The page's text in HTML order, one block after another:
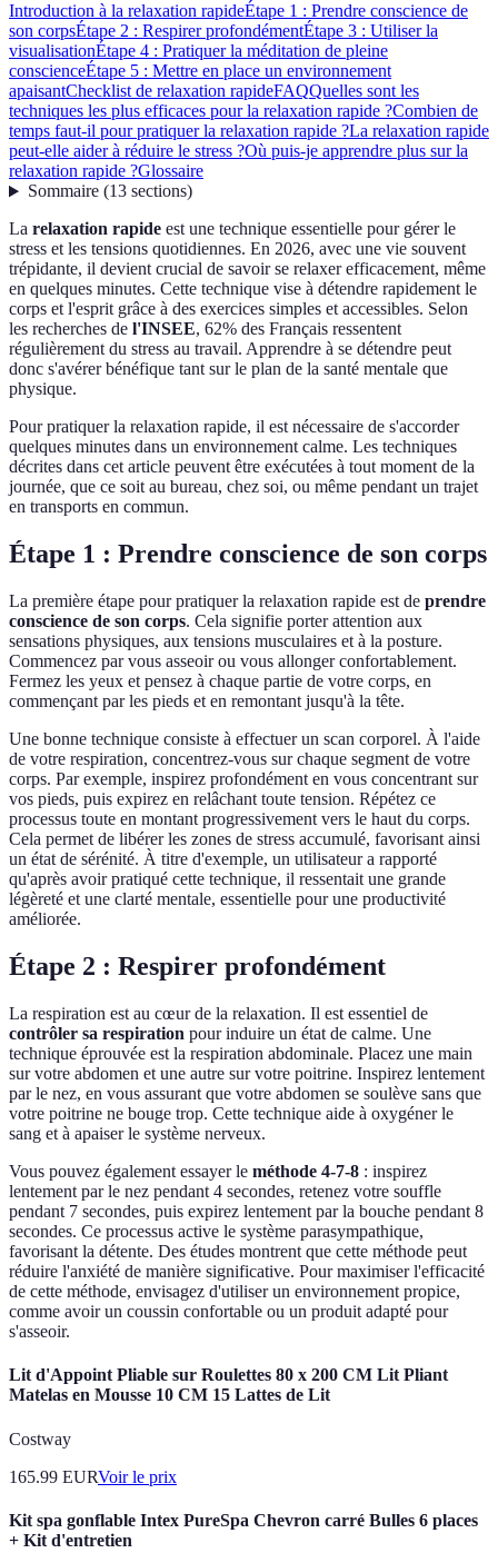
Introduction à la relaxation rapideÉtape 1 : Prendre conscience de
son corpsÉtape 2 : Respirer profondémentÉtape 3 : Utiliser la
visualisationÉtape 4 : Pratiquer la méditation de pleine
conscienceÉtape 5 : Mettre en place un environnement
apaisantChecklist de relaxation rapideFAQQuelles sont les
techniques les plus efficaces pour la relaxation rapide ?Combien de
temps faut-il pour pratiquer la relaxation rapide ?La relaxation rapide
peut-elle aider à réduire le stress ?Où puis-je apprendre plus sur la
relaxation rapide ?Glossaire
Sommaire(13 sections)
La relaxation rapide est une technique essentielle pour gérer le
stress et les tensions quotidiennes. En 2026, avec une vie souvent
trépidante, il devient crucial de savoir se relaxer efficacement, même
en quelques minutes. Cette technique vise à détendre rapidement le
corps et l'esprit grâce à des exercices simples et accessibles. Selon
les recherches de l'INSEE, 62% des Français ressentent
régulièrement du stress au travail. Apprendre à se détendre peut
donc s'avérer bénéfique tant sur le plan de la santé mentale que
physique.
Pour pratiquer la relaxation rapide, il est nécessaire de s'accorder
quelques minutes dans un environnement calme. Les techniques
décrites dans cet article peuvent être exécutées à tout moment de la
journée, que ce soit au bureau, chez soi, ou même pendant un trajet
en transports en commun.
Étape 1 : Prendre conscience de son corps
La première étape pour pratiquer la relaxation rapide est de prendre
conscience de son corps. Cela signifie porter attention aux
sensations physiques, aux tensions musculaires et à la posture.
Commencez par vous asseoir ou vous allonger confortablement.
Fermez les yeux et pensez à chaque partie de votre corps, en
commençant par les pieds et en remontant jusqu'à la tête.
Une bonne technique consiste à effectuer un scan corporel. À l'aide
de votre respiration, concentrez-vous sur chaque segment de votre
corps. Par exemple, inspirez profondément en vous concentrant sur
vos pieds, puis expirez en relâchant toute tension. Répétez ce
processus toute en montant progressivement vers le haut du corps.
Cela permet de libérer les zones de stress accumulé, favorisant ainsi
un état de sérénité. À titre d'exemple, un utilisateur a rapporté
qu'après avoir pratiqué cette technique, il ressentait une grande
légèreté et une clarté mentale, essentielle pour une productivité
améliorée.
Étape 2 : Respirer profondément
La respiration est au cœur de la relaxation. Il est essentiel de
contrôler sa respiration pour induire un état de calme. Une
technique éprouvée est la respiration abdominale. Placez une main
sur votre abdomen et une autre sur votre poitrine. Inspirez lentement
par le nez, en vous assurant que votre abdomen se soulève sans que
votre poitrine ne bouge trop. Cette technique aide à oxygéner le
sang et à apaiser le système nerveux.
Vous pouvez également essayer le méthode 4-7-8 : inspirez
lentement par le nez pendant 4 secondes, retenez votre souffle
pendant 7 secondes, puis expirez lentement par la bouche pendant 8
secondes. Ce processus active le système parasympathique,
favorisant la détente. Des études montrent que cette méthode peut
réduire l'anxiété de manière significative. Pour maximiser l'efficacité
de cette méthode, envisagez d'utiliser un environnement propice,
comme avoir un coussin confortable ou un produit adapté pour
s'asseoir.
Lit d'Appoint Pliable sur Roulettes 80 x 200 CM Lit Pliant
Matelas en Mousse 10 CM 15 Lattes de Lit
Costway
165.99 EURVoir le prix
Kit spa gonflable Intex PureSpa Chevron carré Bulles 6 places
+ Kit d'entretien